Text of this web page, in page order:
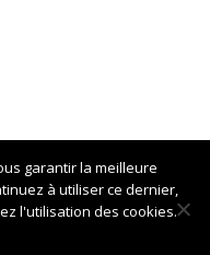
| Theme by
garantir la meilleure
à utiliser ce dernier,
l'utilisation des cookies.